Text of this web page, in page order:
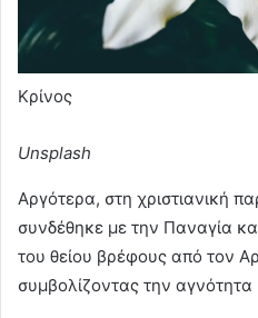
Κρίνος
Unsplash
Αργότερα, στη χριστιανική
συνδέθηκε με την Παναγία
του θείου βρέφους από τον
συμβολίζοντας την αγνότητα